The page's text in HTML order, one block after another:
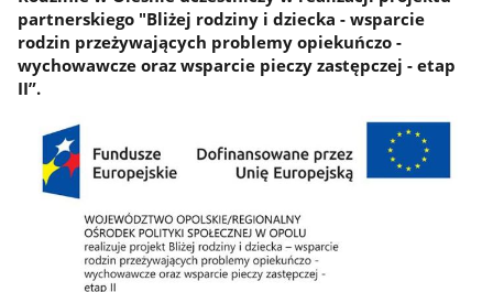
partnerskiego "Bliżej rodziny i dziecka - wsparcie
rodzin przeżywających problemy opiekuńczo -
wychowawcze oraz wsparcie pieczy zastępczej - etap
II”.